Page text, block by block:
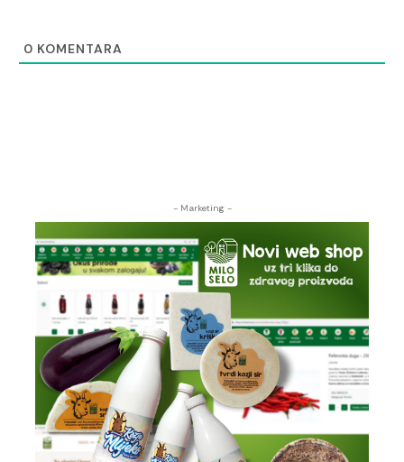
0 KOMENTARA
- Marketing -